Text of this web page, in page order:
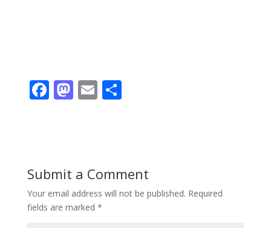
F
o
o
k
M
o
n
E S
Submit a Comment
Your email address will not be published. Required
fields are marked *